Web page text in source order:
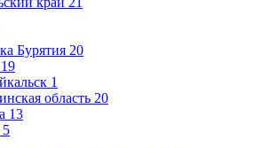
Бурятия 20
19
1
область 20
13
5